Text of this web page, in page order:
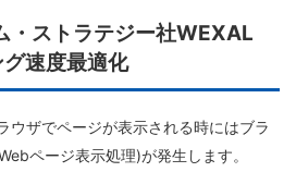
・ストラテジー社WEXAL
速度最適化
ウザでページが表示される時にはブラ
ページ表示処理)が発生します。